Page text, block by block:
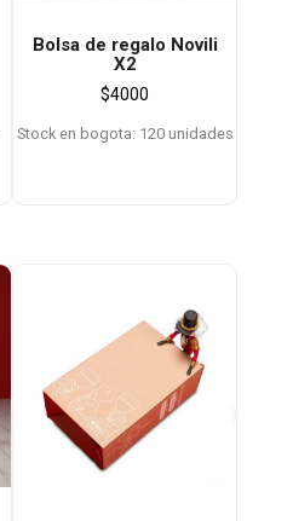
Bolsa de regalo Novili
X2
$4000
Stock en bogota: 120 unidades